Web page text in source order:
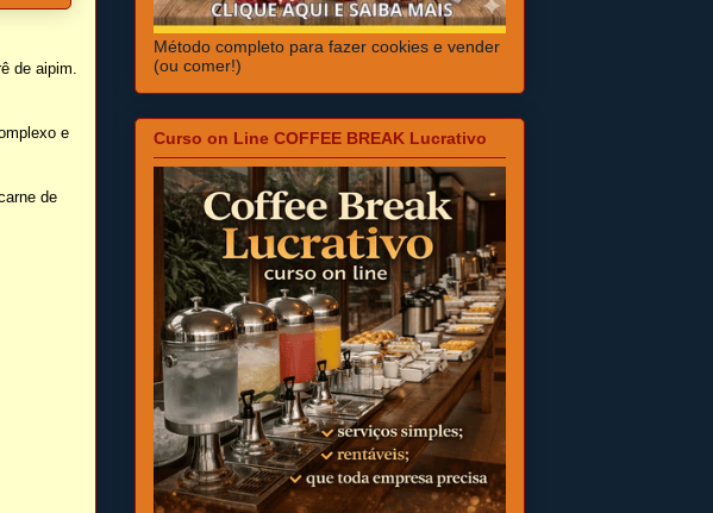
de aipim.
e
de
Método completo para fazer cookies e vender
(ou comer!)
Curso on Line COFFEE BREAK Lucrativo